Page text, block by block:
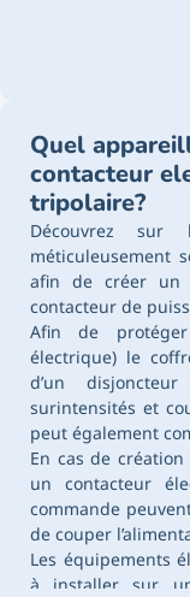
Quel
contacteur
tripolaire?
Découvrez sur
méticuleusement
afin de créer un
contacteur de
Afin de
électrique) le
d’un
surintensités et
peut également
En cas de
un contacteur
commande
de couper
Les équipements
à installer sur